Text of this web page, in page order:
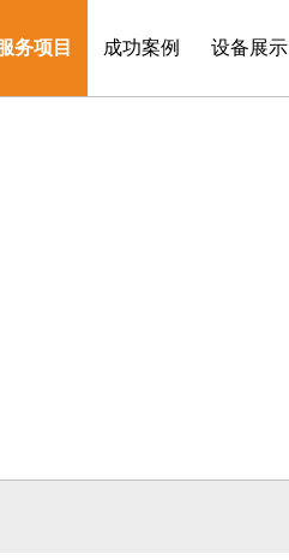
务项目 成功案例 设备展示